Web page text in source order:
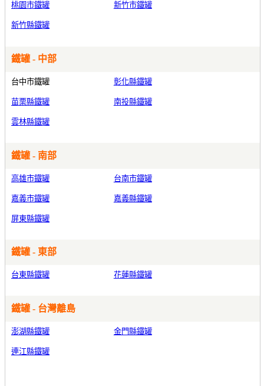
桃園市鐵罐 新竹市鐵罐
新竹縣鐵罐
鐵罐 - 中部
台中市鐵罐 彰化縣鐵罐
苗栗縣鐵罐 南投縣鐵罐
雲林縣鐵罐
鐵罐 - 南部
高雄市鐵罐 台南市鐵罐
嘉義市鐵罐 嘉義縣鐵罐
屏東縣鐵罐
鐵罐 - 東部
台東縣鐵罐 花蓮縣鐵罐
鐵罐 - 台灣離島
澎湖縣鐵罐 金門縣鐵罐
連江縣鐵罐